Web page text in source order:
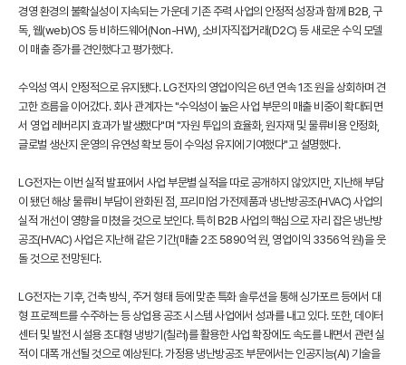
경영 환경의 불확실성이 지속되는 가운데 기존 주력 사업의 안정적 성장과 함께 B2B, 구
독, 웹(web)OS 등 비하드웨어(Non-HW), 소비자직접거래(D2C) 등 새로운 수익 모델
이 매출 증가를 견인했다고 평가했다.
수익성 역시 안정적으로 유지됐다. LG전자의 영업이익은 6년 연속 1조 원을 상회하며 견
고한 흐름을 이어갔다. 회사 관계자는 "수익성이 높은 사업 부문의 매출 비중이 확대되면
서 영업 레버리지 효과가 발생했다"며 "자원 투입의 효율화, 원자재 및 물류비용 안정화,
글로벌 생산지 운영의 유연성 확보 등이 수익성 유지에 기여했다"고 설명했다.
LG전자는 이번 실적 발표에서 사업 부문별 실적을 따로 공개하지 않았지만, 지난해 부담
이 됐던 해상 물류비 부담이 완화된 점, 프리미엄 가전제품과 냉난방공조(HVAC) 사업의
실적 개선이 영향을 미쳤을 것으로 보인다. 특히 B2B 사업의 핵심으로 자리 잡은 냉난방
공조(HVAC) 사업은 지난해 같은 기간(매출 2조 5890억 원, 영업이익 3356억 원)을 웃
돌 것으로 전망된다.
LG전자는 기후, 건축 방식, 주거 형태 등에 맞춘 특화 솔루션을 통해 싱가포르 등에서 대
형 프로젝트를 수주하는 등 상업용 공조 시스템 사업에서 성과를 내고 있다. 또한, 데이터
센터 및 발전 시설용 초대형 냉방기(칠러)를 활용한 사업 확장에도 속도를 내면서 관련 실
적이 대폭 개선될 것으로 예상된다. 가정용 냉난방공조 부문에서는 인공지능(AI) 기술을